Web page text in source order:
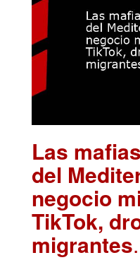
Las
del
negocio
TikTok,
migrantes